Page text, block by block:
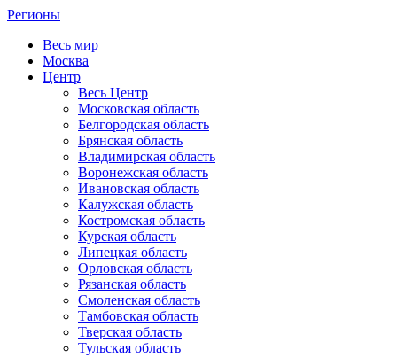
Регионы
Весь мир
Москва
Центр
Весь Центр
Московская область
Белгородская область
Брянская область
Владимирская область
Воронежская область
Ивановская область
Калужская область
Костромская область
Курская область
Липецкая область
Орловская область
Рязанская область
Смоленская область
Тамбовская область
Тверская область
Тульская область